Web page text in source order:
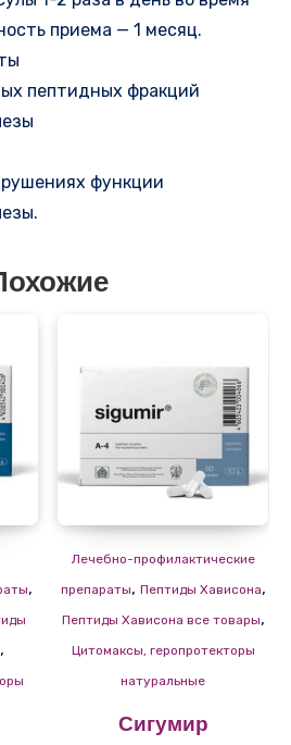
приема — 1 месяц.
пептидных фракций
функции
,
,
Лечебно-профилактические
препараты, Пептиды Хависона,
Пептиды Хависона все товары,
Цитомаксы, геропротекторы
натуральные
Сигумир